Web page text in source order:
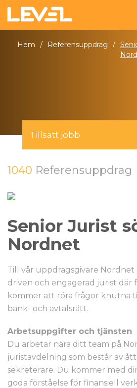
Hem / Referensuppdrag /
Tillsatt jobb
1040 Referensuppdrag
Senior Jurist
Nordnet
Till vår uppdragsgivare Nordnet
driven och engagerad jurist där
kommer att röra frågor knutna
bank- och avtalsrätt.
Arbetsuppgifter och tjänsten
Du arbetar nära ditt team på
juristavdelning som består av
sekreterare. Du kommer med
goda förståelse för finansiell